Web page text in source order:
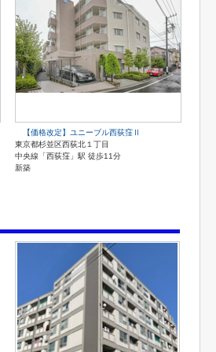
【価格改定】ユニーブル西荻窪Ⅱ
東京都杉並区西荻北１丁目
中央線「西荻窪」駅 徒歩11分
新築